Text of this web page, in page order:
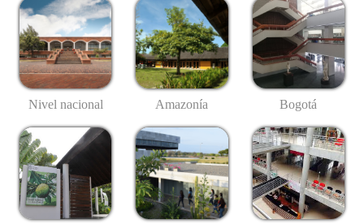
Nivel nacional Amazonía Bogotá